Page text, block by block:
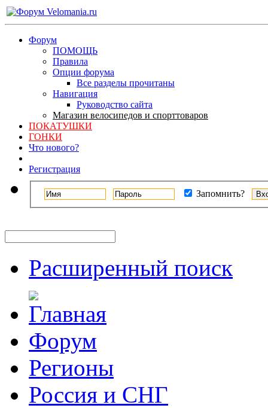
Форум
ПОМОЩЬ
Правила
Опции форума
Все разделы прочитаны
Навигация
Руководство сайта
Магазин велосипедов и спорттоваров
ПОКАТУШКИ
ГОНКИ
Что нового?
Регистрация
Запомнить?
Расширенный поиск
Форум
Регионы
Россия и СНГ